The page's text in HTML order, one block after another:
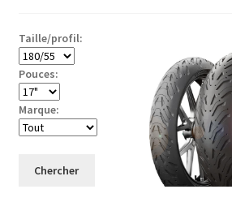
Taille/profil:
Pouces:
Marque:
Chercher